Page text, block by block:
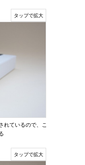
れているので、こ